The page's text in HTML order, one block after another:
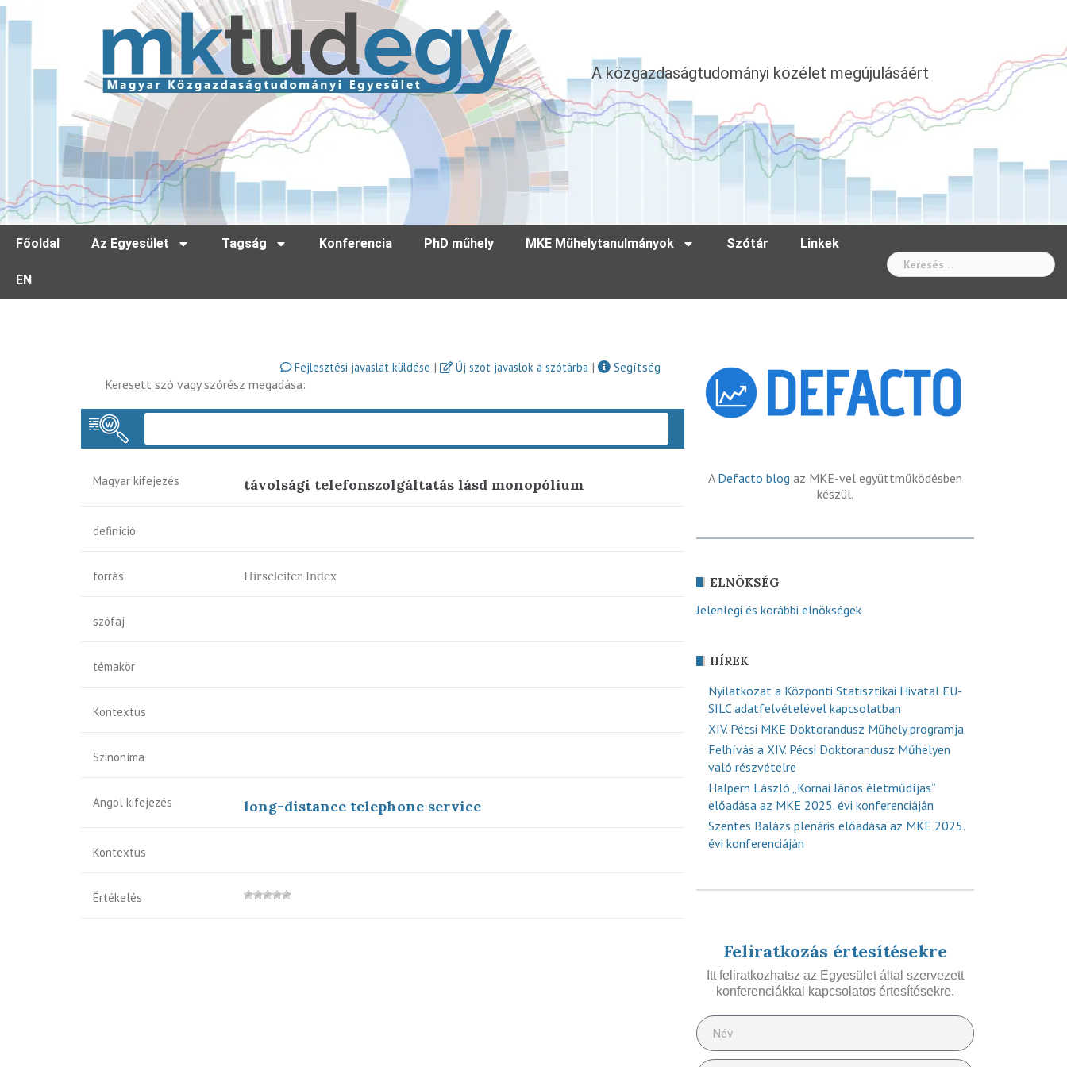
A közgazdaságtudományi közélet megújulásáért
Főoldal Az Egyesület Tagság Konferencia PhD műhely MKE Műhelytanulmányok Szótár Linkek
EN
Fejlesztési javaslat küldése | Új szót javaslok a szótárba |
Segítség
Keresett szó vagy szórész megadása:
Magyar kifejezés távolsági telefonszolgáltatás lásd monopólium
definíció
forrás Hirscleifer Index
szófaj
témakör
Kontextus
Szinoníma
Angol kifejezés long-distance telephone service
Kontextus
Értékelés
A Defacto blog az MKE-vel együttműködésben
készül.
ELNÖKSÉG
Jelenlegi és korábbi elnökségek
HÍREK
Nyilatkozat a Központi Statisztikai Hivatal EU-
SILC adatfelvételével kapcsolatban
XIV. Pécsi MKE Doktorandusz Műhely programja
Felhívás a XIV. Pécsi Doktorandusz Műhelyen
való részvételre
Halpern László „Kornai János életműdíjas”
előadása az MKE 2025. évi konferenciáján
Szentes Balázs plenáris előadása az MKE 2025.
évi konferenciáján
Feliratkozás értesítésekre
Itt feliratkozhatsz az Egyesület által szervezett
konferenciákkal kapcsolatos értesítésekre.